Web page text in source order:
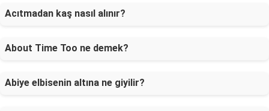
Acıtmadan kaş nasıl alınır?
About Time Too ne demek?
Abiye elbisenin altına ne giyilir?